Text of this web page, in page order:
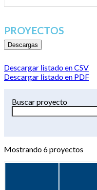
PROYECTOS
Descargas
Descargar listado en CSV
Descargar listado en PDF
Buscar proyecto
Mostrando6proyectos